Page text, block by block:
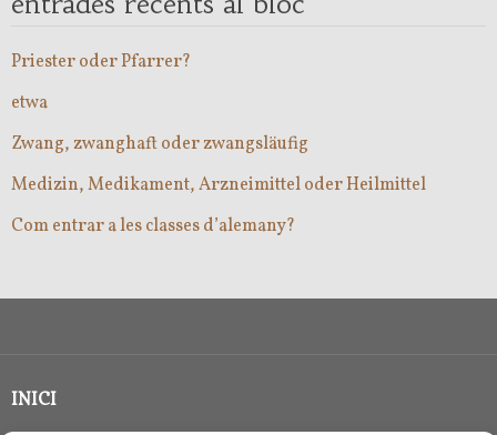
Priester oder Pfarrer?
etwa
Zwang, zwanghaft oder zwangsläufig
Medizin, Medikament, Arzneimittel oder Heilmittel
Com entrar a les classes d’alemany?
INICI